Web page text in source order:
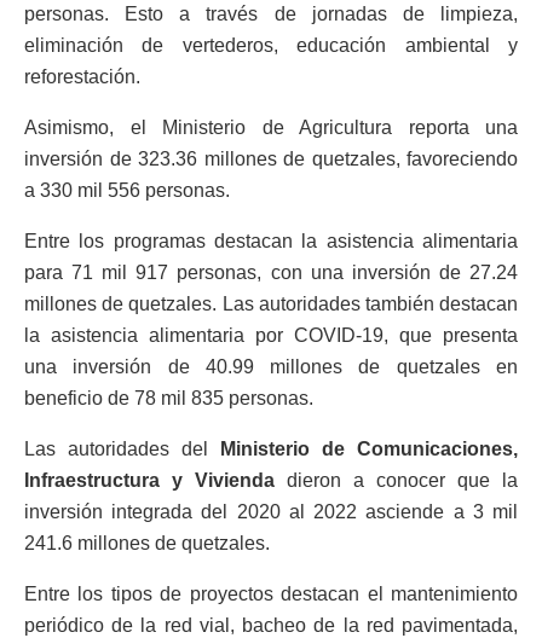
personas. Esto a través de jornadas de limpieza,
eliminación de vertederos, educación ambiental y
reforestación.
Asimismo, el Ministerio de Agricultura reporta una
inversión de 323.36 millones de quetzales, favoreciendo
a 330 mil 556 personas.
Entre los programas destacan la asistencia alimentaria
para 71 mil 917 personas, con una inversión de 27.24
millones de quetzales. Las autoridades también destacan
la asistencia alimentaria por COVID-19, que presenta
una inversión de 40.99 millones de quetzales en
beneficio de 78 mil 835 personas.
Las autoridades del
Ministerio de Comunicaciones,
Infraestructura y Vivienda dieron a conocer que la
inversión integrada del 2020 al 2022 asciende a 3 mil
241.6 millones de quetzales.
Entre los tipos de proyectos destacan el mantenimiento
periódico de la red vial, bacheo de la red pavimentada,